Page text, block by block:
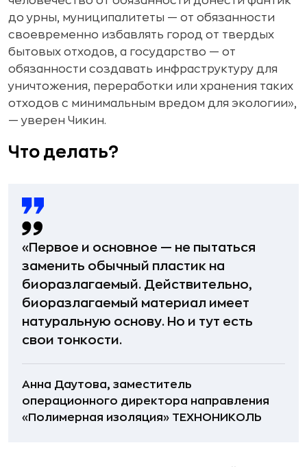
до урны, муниципалитеты — от обязанности
своевременно избавлять город от твердых
бытовых отходов, а государство — от
обязанности создавать инфраструктуру для
уничтожения, переработки или хранения таких
отходов с минимальным вредом для экологии»,
— уверен Чикин.
Что делать?
«Первое и основное — не пытаться
заменить обычный пластик на
биоразлагаемый. Действительно,
биоразлагаемый материал имеет
натуральную основу. Но и тут есть
свои тонкости.
Анна Даутова, заместитель
операционного директора направления
«Полимерная изоляция» ТЕХНОНИКОЛЬ